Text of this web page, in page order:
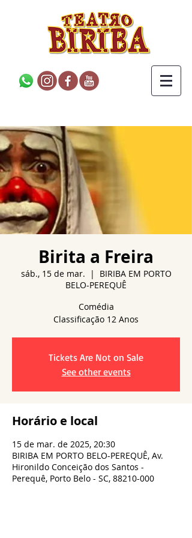
Birita a Freira
sáb., 15 de mar.
  |
BIRIBA EM PORTO
BELO-PEREQUÊ
Comédia
Tickets Are Not on Sale
See other events
Horário e local
15 de mar. de 2025, 20:30
BIRIBA EM PORTO BELO-PEREQUÊ, Av.
Hironildo Conceição dos Santos -
Perequê, Porto Belo - SC, 88210-000